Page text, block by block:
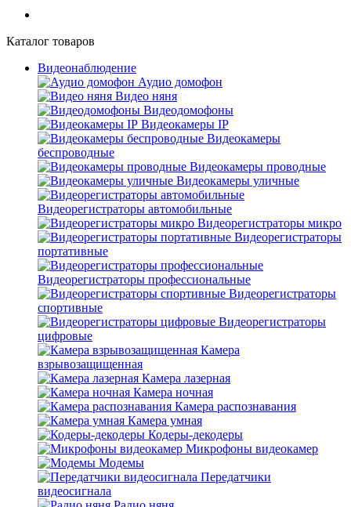
Каталог товаров
Видеонаблюдение
Аудио домофон
Видео няня
Видеодомофоны
Видеокамеры IP
Видеокамеры
беспроводные
Видеокамеры проводные
Видеокамеры уличные
Видеорегистраторы автомобильные
Видеорегистраторы микро
Видеорегистраторы
портативные
Видеорегистраторы профессиональные
Видеорегистраторы
спортивные
Видеорегистраторы
цифровые
Камера
взрывозащищенная
Камера лазерная
Камера ночная
Камера распознавания
Камера умная
Кодеры-декодеры
Микрофоны видеокамер
Модемы
Передатчики
видеосигнала